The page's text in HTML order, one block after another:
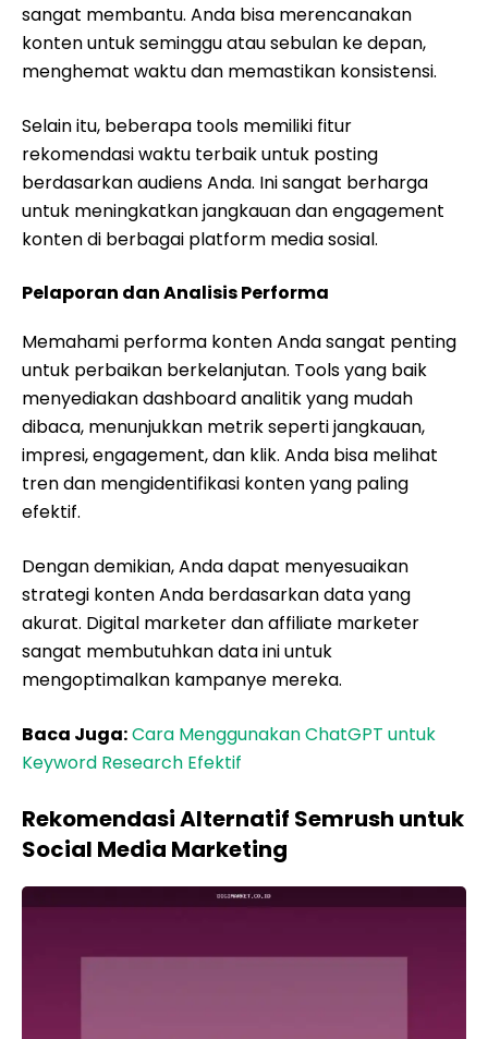
sangat membantu. Anda bisa merencanakan
konten untuk seminggu atau sebulan ke depan,
menghemat waktu dan memastikan konsistensi.
Selain itu, beberapa tools memiliki fitur
rekomendasi waktu terbaik untuk posting
berdasarkan audiens Anda. Ini sangat berharga
untuk meningkatkan jangkauan dan engagement
konten di berbagai platform media sosial.
Pelaporan dan Analisis Performa
Memahami performa konten Anda sangat penting
untuk perbaikan berkelanjutan. Tools yang baik
menyediakan dashboard analitik yang mudah
dibaca, menunjukkan metrik seperti jangkauan,
impresi, engagement, dan klik. Anda bisa melihat
tren dan mengidentifikasi konten yang paling
efektif.
Dengan demikian, Anda dapat menyesuaikan
strategi konten Anda berdasarkan data yang
akurat. Digital marketer dan affiliate marketer
sangat membutuhkan data ini untuk
mengoptimalkan kampanye mereka.
Baca Juga:Cara Menggunakan ChatGPT untuk
Keyword Research Efektif
Rekomendasi Alternatif Semrush untuk
Social Media Marketing